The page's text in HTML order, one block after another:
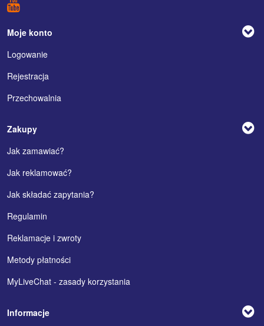
Moje konto
Logowanie
Rejestracja
Przechowalnia
Zakupy
Jak zamawiać?
Jak reklamować?
Jak składać zapytania?
Regulamin
Reklamacje i zwroty
Metody płatności
MyLiveChat - zasady korzystania
Informacje